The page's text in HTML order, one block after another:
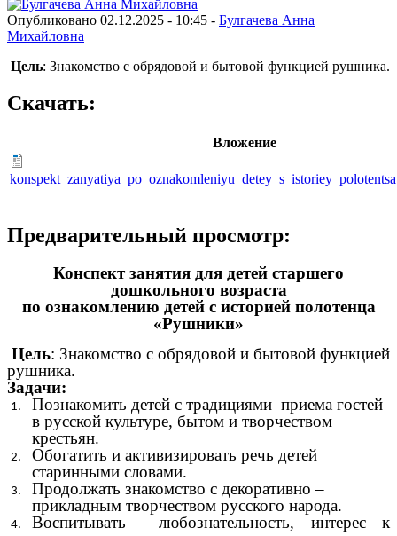
Опубликовано 02.12.2025 - 10:45 - Булгачева Анна
Михайловна
Цель: Знакомство с обрядовой и бытовой функцией рушника.
Скачать:
Вложение
Предварительный просмотр:
Конспект занятия для детей старшего
дошкольного возраста
по ознакомлению детей с историей полотенца
«Рушники»
Цель: Знакомство с обрядовой и бытовой функцией
рушника.
Задачи:
Познакомить детей с традициями приема гостей
в русской культуре, бытом и творчеством
крестьян.
Обогатить и активизировать речь детей
старинными словами.
Продолжать знакомство с декоративно –
прикладным творчеством русского народа.
Воспитывать любознательность, интерес к